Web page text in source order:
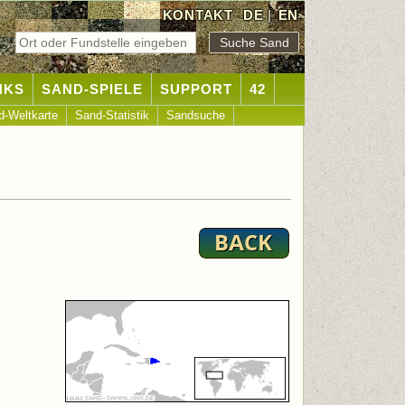
KONTAKT DE|EN
SAND-SPIELE SUPPORT 42
Weltkarte Sand-Statistik Sandsuche